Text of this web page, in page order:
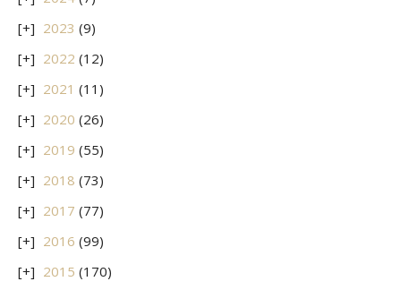
2023 (9)
2022 (12)
2021 (11)
2020 (26)
2019 (55)
2018 (73)
2017 (77)
2016 (99)
2015 (170)